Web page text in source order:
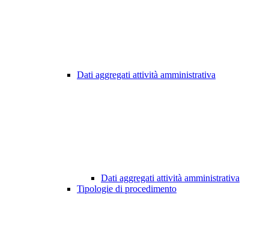
Dati aggregati attività amministrativa
Dati aggregati attività amministrativa
Tipologie di procedimento